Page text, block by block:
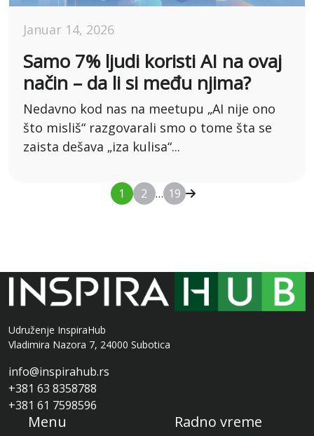
Januar 14, 2026
Samo 7% ljudi koristi AI na ovaj
način – da li si među njima?
Nedavno kod nas na meetupu „AI nije ono
što misliš“ razgovarali smo o tome šta se
zaista dešava „iza kulisa“...
1 2 … 19
Udruženje InspiraHub
Vladimira Nazora 7, 24000 Subotica
info@inspirahub.rs
+381 63 8358788
+381 61 7598596
Menu Radno vreme